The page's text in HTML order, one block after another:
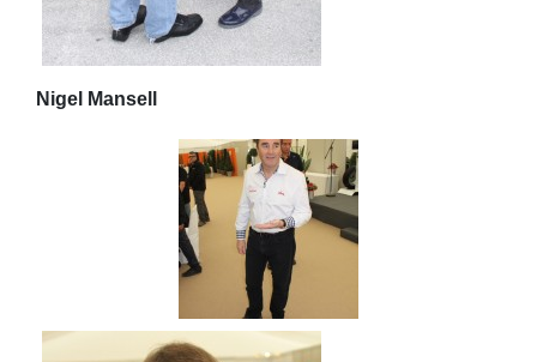
Nigel Mansell